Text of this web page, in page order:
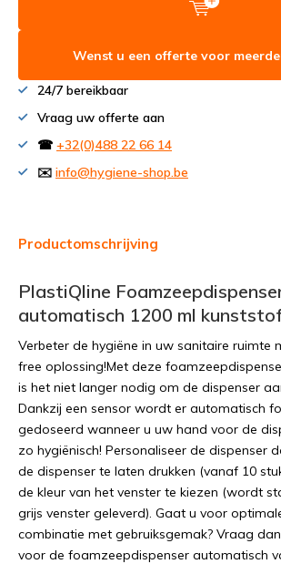
Wenst u een offerte voor
24/7 bereikbaar
Vraag uw offerte aan
☎ +32(0)488 22 66 14
✉️ info@hygiene-shop.be
Productomschrijving
PlastiQline
automatisch 1200 ml
Verbeter de hygiëne in uw sanitaire ruimte
free oplossing!Met deze
is het niet langer nodig om de dispenser
Dankzij een sensor wordt er automatisch
gedoseerd wanneer u uw hand voor de
zo hygiënisch! Personaliseer de dispenser
de dispenser te laten drukken (vanaf 10
de kleur van het venster te kiezen (wordt
grijs venster geleverd). Gaat u voor
combinatie met gebruiksgemak? Vraag
voor de foamzeepdispenser automatisch